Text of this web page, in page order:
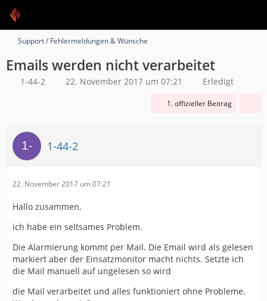
Support / Fehlermeldungen & Wünsche
Emails werden nicht verarbeitet
1-44-2 22. November 2017 um 07:21 Erledigt
1. offizieller Beitrag
1-44-2
22. November 2017 um 07:21
Hallo zusammen,
ich habe ein seltsames Problem.
Die Alarmierung kommt per Mail. Die Email wird als gelesen
markiert aber der Einsatzmonitor macht nichts. Setzte ich
die Mail manuell auf ungelesen so wird
die Mail verarbeitet und alles funktioniert ohne Probleme.